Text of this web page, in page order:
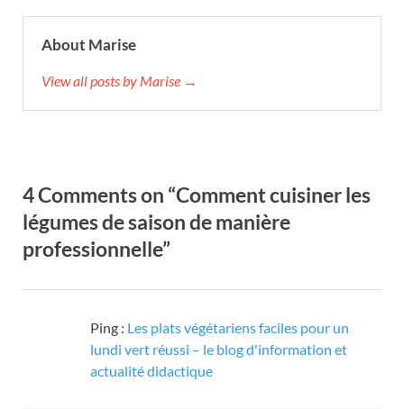
About Marise
View all posts by Marise →
4 Comments on “Comment cuisiner les
légumes de saison de manière
professionnelle”
Ping : Les plats végétariens faciles pour un
lundi vert réussi – le blog d'information et
actualité didactique